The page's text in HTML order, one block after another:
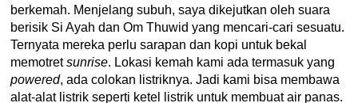
berkemah. Menjelang subuh, saya dikejutkan oleh suara
berisik Si Ayah dan Om Thuwid yang mencari-cari sesuatu.
Ternyata mereka perlu sarapan dan kopi untuk bekal
memotretsunrise. Lokasi kemah kami ada termasuk yang
powered, ada colokan listriknya. Jadi kami bisa membawa
alat-alat listrik seperti ketel listrik untuk membuat air panas.